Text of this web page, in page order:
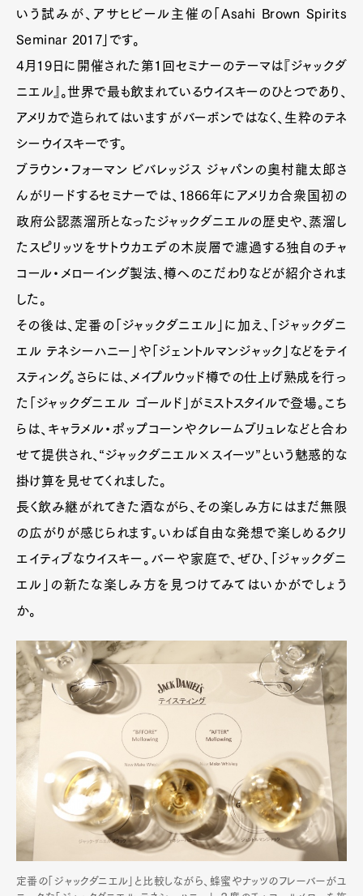
いう試みが、アサヒビール主催の「Asahi Brown Spirits
Seminar 2017」です。
4月19日に開催された第１回セミナーのテーマは『ジャックダ
ニエル』。世界で最も飲まれているウイスキーのひとつであり、
アメリカで造られてはいますがバーボンではなく、生粋のテネ
シーウイスキーです。
ブラウン・フォーマン ビバレッジス ジャパンの奥村龍太郎さ
んがリードするセミナーでは、1866年にアメリカ合衆国初の
政府公認蒸溜所となったジャックダニエルの歴史や、蒸溜し
たスピリッツをサトウカエデの木炭層で濾過する独自のチャ
コール・メローイング製法、樽へのこだわりなどが紹介されま
した。
その後は、定番の「ジャックダニエル」に加え、「ジャックダニ
エル テネシーハニー」や「ジェントルマンジャック」などをテイ
スティング。さらには、メイプルウッド樽での仕上げ熟成を行っ
た「ジャックダニエル ゴールド」がミストスタイルで登場。こち
らは、キャラメル・ポップコーンやクレームブリュレなどと合わ
せて提供され、“ジャックダニエル×スイーツ”という魅惑的な
掛け算を見せてくれました。
長く飲み継がれてきた酒ながら、その楽しみ方にはまだ無限
の広がりが感じられます。いわば自由な発想で楽しめるクリ
エイティブなウイスキー。バーや家庭で、ぜひ、「ジャックダニ
エル」の新たな楽しみ方を見つけてみてはいかがでしょう
か。
定番の「ジャックダニエル」と比較しながら、蜂蜜やナッツのフレーバーがユ